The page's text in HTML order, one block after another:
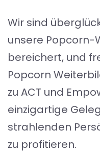
Wir sind
unsere Popcorn-
bereichert, und
Popcorn
zu ACT und
einzigartige
strahlenden
zu profitieren.